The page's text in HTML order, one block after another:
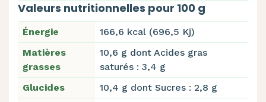
Valeurs nutritionnelles pour 100 g
Énergie
166,6 kcal (696,5 Kj)
Matières
grasses
10,6 g dont Acides gras
saturés : 3,4 g
Glucides
10,4 g dont Sucres : 2,8 g